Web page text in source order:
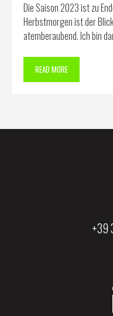
Die Saison 2023 ist zu
Herbstmorgen ist der
atemberaubend. Ich bin
READ MORE
+39